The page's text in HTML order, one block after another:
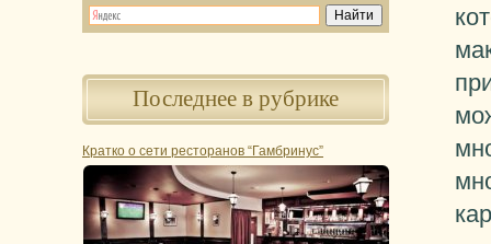
Последнее в рубрике
Кратко о сети ресторанов “Гамбринус”